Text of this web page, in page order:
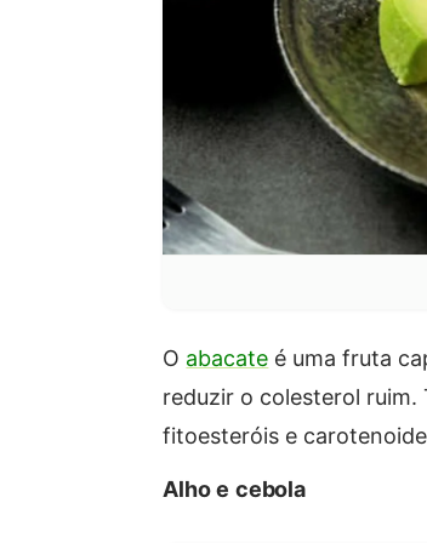
O abacate é uma fruta
reduzir o colesterol ruim.
fitoesteróis e
Alho e cebola